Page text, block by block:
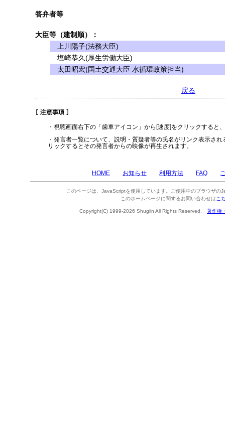
答弁者等
大臣等（建制順）：
上川陽子(法務大臣)
塩崎恭久(厚生労働大臣)
太田昭宏(国土交通大臣 水循環政策担当)
戻る
・視聴画面右下の「歯車アイコン」から[速度]をクリックすると
・発言者一覧について、説明・質疑者等の氏名がリンク表示さ
リックするとその発言者からの映像が再生されます。
HOME お知らせ 利用方法 FAQ
このページは、JavaScriptを使用しています。ご使用中のブラウザの
このホームページに関するお問い合わせは こ
Copyright(C) 1999-2026 Shugiin All Rights Reserved. 著作権